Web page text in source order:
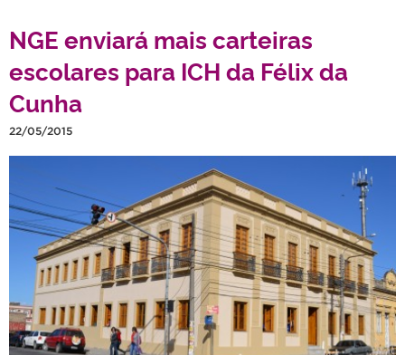
NGE enviará mais carteiras
escolares para ICH da Félix da
Cunha
22/05/2015